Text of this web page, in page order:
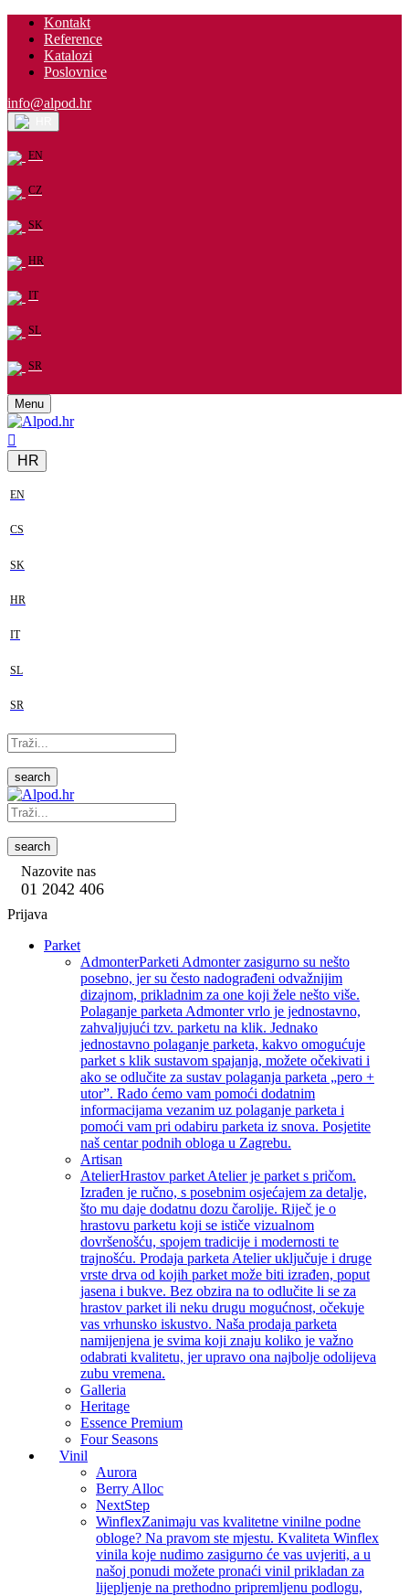
Kontakt
Reference
Katalozi
Poslovnice
info@alpod.hr
EN
CZ
SK
HR
IT
SL
SR
Menu
HR
EN
CS
SK
HR
IT
SL
SR
search
search
Nazovite nas
01 2042 406
Prijava
Parket
AdmonterParketi Admonter zasigurno su nešto
posebno, jer su često nadograđeni odvažnijim
dizajnom, prikladnim za one koji žele nešto više.
Polaganje parketa Admonter vrlo je jednostavno,
zahvaljujući tzv. parketu na klik. Jednako
jednostavno polaganje parketa, kakvo omogućuje
parket s klik sustavom spajanja, možete očekivati i
ako se odlučite za sustav polaganja parketa „pero +
utor”. Rado ćemo vam pomoći dodatnim
informacijama vezanim uz polaganje parketa i
pomoći vam pri odabiru parketa iz snova. Posjetite
naš centar podnih obloga u Zagrebu.
Artisan
AtelierHrastov parket Atelier je parket s pričom.
Izrađen je ručno, s posebnim osjećajem za detalje,
što mu daje dodatnu dozu čarolije. Riječ je o
hrastovu parketu koji se ističe vizualnom
dovršenošću, spojem tradicije i modernosti te
trajnošću. Prodaja parketa Atelier uključuje i druge
vrste drva od kojih parket može biti izrađen, poput
jasena i bukve. Bez obzira na to odlučite li se za
hrastov parket ili neku drugu mogućnost, očekuje
vas vrhunsko iskustvo. Naša prodaja parketa
namijenjena je svima koji znaju koliko je važno
odabrati kvalitetu, jer upravo ona najbolje odolijeva
zubu vremena.
Galleria
Heritage
Essence Premium
Four Seasons
Vinil
Aurora
Berry Alloc
NextStep
WinflexZanimaju vas kvalitetne vinilne podne
obloge? Na pravom ste mjestu. Kvaliteta Winflex
vinila koje nudimo zasigurno će vas uvjeriti, a u
našoj ponudi možete pronaći vinil prikladan za
lijepljenje na prethodno pripremljenu podlogu,